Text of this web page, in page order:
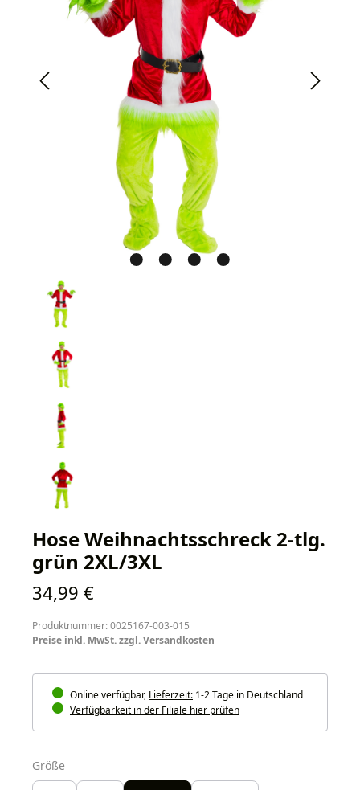
Hose Weihnachtsschreck 2-tlg.
grün 2XL/3XL
Regulärer Preis:
34,99 €
Produktnummer: 0025167-003-015
Preise inkl. MwSt. zzgl. Versandkosten
Online verfügbar, Lieferzeit: 1-2 Tage in Deutschland
Verfügbarkeit in der Filiale hier prüfen
Größe